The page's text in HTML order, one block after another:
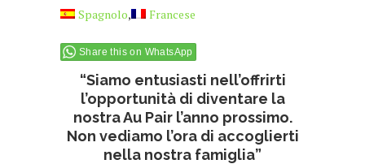
Spagnolo
Francese
Share this on WhatsApp
“Siamo entusiasti nell’offrirti
l’opportunità di diventare la
nostra Au Pair l’anno prossimo.
Non vediamo l’ora di accoglierti
nella nostra famiglia”